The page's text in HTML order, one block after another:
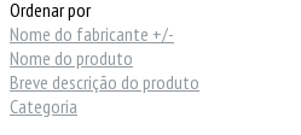
Ordenar por
Nome do fabricante +/-
Nome do produto
Breve descrição do produto
Categoria